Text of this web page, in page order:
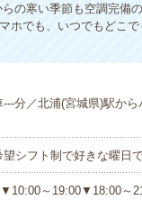
の寒い季節も空調完備
ホでも、いつでもどこ
分／北浦(宮城県)駅か
シフト制で好きな曜日
～19:00▼18:00～